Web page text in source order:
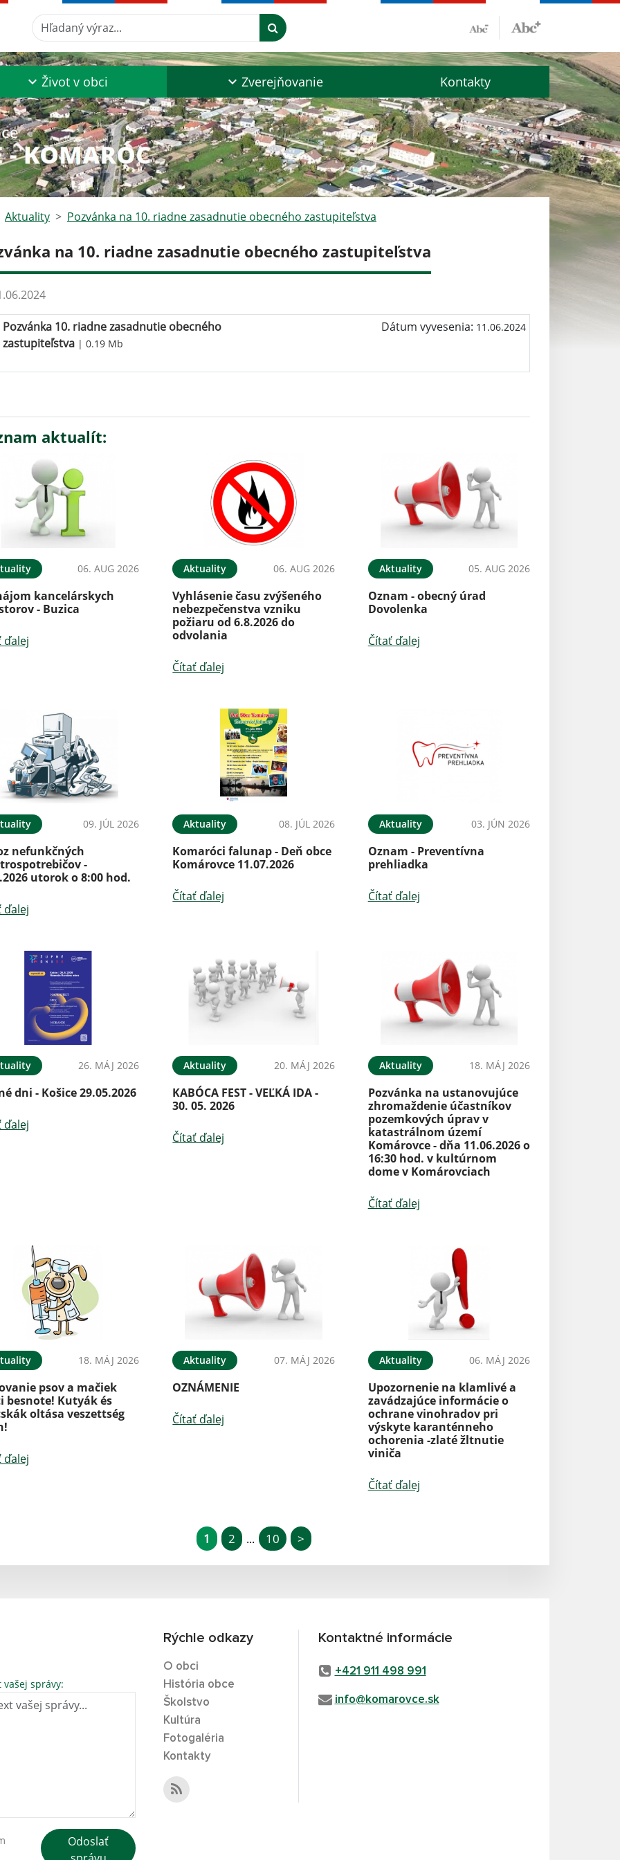
Hľadaný výraz...
Život v obci Zverejňovanie Kontakty
Aktuality Pozvánka na 10. riadne zasadnutie obecného zastupiteľstva
na 10. riadne zasadnutie obecného zastupiteľstva
Pozvánka 10. riadne zasadnutie obecného
zastupiteľstva | 0.19 Mb
Dátum vyvesenia: 11.06.2024
aktualít:
06. AUG 2026
kancelárskych
- Buzica
ďalej
Aktuality 06. AUG 2026
Vyhlásenie času zvýšeného
nebezpečenstva vzniku
požiaru od 6.8.2026 do
odvolania
Čítať ďalej
Aktuality 05. AUG 2026
Oznam - obecný úrad
Dovolenka
Čítať ďalej
09. JÚL 2026
nefunkčných
-
utorok o 8:00 hod.
ďalej
Aktuality 08. JÚL 2026
Komaróci falunap - Deň obce
Komárovce 11.07.2026
Čítať ďalej
Aktuality 03. JÚN 2026
Oznam - Preventívna
prehliadka
Čítať ďalej
26. MÁJ 2026
dni - Košice 29.05.2026
ďalej
Aktuality 20. MÁJ 2026
KABÓCA FEST - VEĽKÁ IDA -
30. 05. 2026
Čítať ďalej
Aktuality 18. MÁJ 2026
Pozvánka na ustanovujúce
zhromaždenie účastníkov
pozemkových úprav v
katastrálnom území
Komárovce - dňa 11.06.2026 o
16:30 hod. v kultúrnom
dome v Komárovciach
Čítať ďalej
18. MÁJ 2026
psov a mačiek
besnote! Kutyák és
oltása veszettség
ďalej
Aktuality 07. MÁJ 2026
OZNÁMENIE
Čítať ďalej
Aktuality 06. MÁJ 2026
Upozornenie na klamlivé a
zavádzajúce informácie o
ochrane vinohradov pri
výskyte karanténneho
ochorenia -zlaté žltnutie
viniča
Čítať ďalej
1 2 ... 10 >
vašej správy:
Odoslať
Rýchle odkazy
O obci
História obce
Školstvo
Kultúra
Fotogaléria
Kontakty
Kontaktné informácie
+421 911 498 991
info@komarovce.sk